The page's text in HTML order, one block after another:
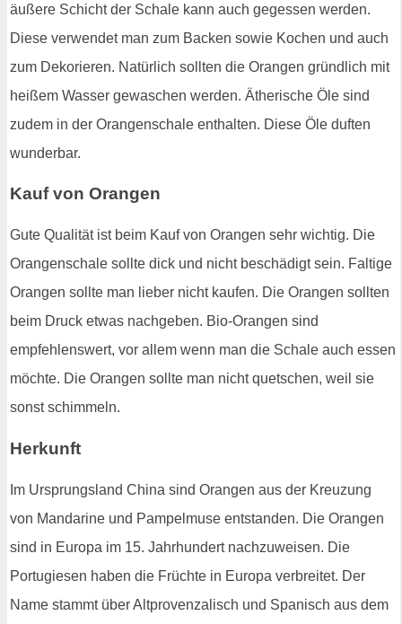
äußere Schicht der Schale kann auch gegessen werden.
Diese verwendet man zum Backen sowie Kochen und auch
zum Dekorieren. Natürlich sollten die Orangen gründlich mit
heißem Wasser gewaschen werden. Ätherische Öle sind
zudem in der Orangenschale enthalten. Diese Öle duften
wunderbar.
Kauf von Orangen
Gute Qualität ist beim Kauf von Orangen sehr wichtig. Die
Orangenschale sollte dick und nicht beschädigt sein. Faltige
Orangen sollte man lieber nicht kaufen. Die Orangen sollten
beim Druck etwas nachgeben. Bio-Orangen sind
empfehlenswert, vor allem wenn man die Schale auch essen
möchte. Die Orangen sollte man nicht quetschen, weil sie
sonst schimmeln.
Herkunft
Im Ursprungsland China sind Orangen aus der Kreuzung
von Mandarine und Pampelmuse entstanden. Die Orangen
sind in Europa im 15. Jahrhundert nachzuweisen. Die
Portugiesen haben die Früchte in Europa verbreitet. Der
Name stammt über Altprovenzalisch und Spanisch aus dem